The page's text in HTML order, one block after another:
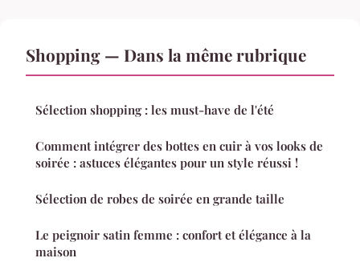
Shopping — Dans la même rubrique
Sélection shopping : les must-have de l'été
Comment intégrer des bottes en cuir à vos looks de
soirée : astuces élégantes pour un style réussi !
Sélection de robes de soirée en grande taille
Le peignoir satin femme : confort et élégance à la
maison